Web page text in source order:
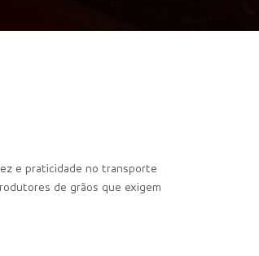
e praticidade no transporte
de grãos que exigem